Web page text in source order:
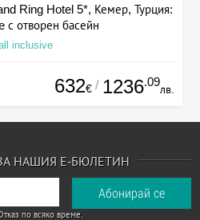
Ring Hotel 5*, Кемер, Турция:
с отворен басейн
inclusive
632€ / 1236.09
лв.
НАШИЯ Е-БЮЛЕТИН
по всяко време.